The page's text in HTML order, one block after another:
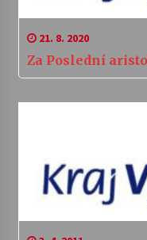
21. 8. 2020
Za Poslední